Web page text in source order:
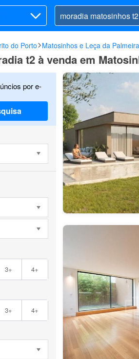
do Porto Matosinhos e Leça da Palmeira
t2 à venda em
por e-
3+ 4+
3+ 4+